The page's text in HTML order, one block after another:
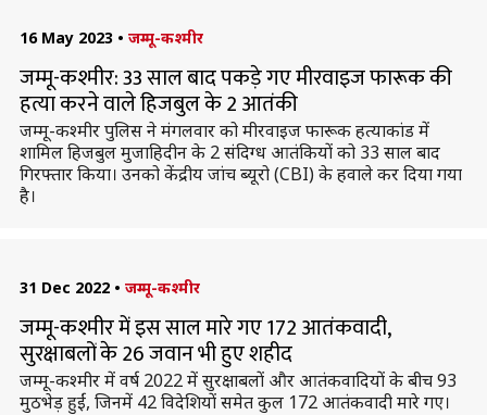
16 May 2023 • जम्मू-कश्मीर
जम्मू-कश्मीर: 33 साल बाद पकड़े गए मीरवाइज फारूक की
हत्या करने वाले हिजबुल के 2 आतंकी
जम्मू-कश्मीर पुलिस ने मंगलवार को मीरवाइज फारूक हत्याकांड में
शामिल हिजबुल मुजाहिदीन के 2 संदिग्ध आतंकियों को 33 साल बाद
गिरफ्तार किया। उनको केंद्रीय जांच ब्यूरो (CBI) के हवाले कर दिया गया
है।
31 Dec 2022 • जम्मू-कश्मीर
जम्मू-कश्मीर में इस साल मारे गए 172 आतंकवादी,
सुरक्षाबलों के 26 जवान भी हुए शहीद
जम्मू-कश्मीर में वर्ष 2022 में सुरक्षाबलों और आतंकवादियों के बीच 93
मुठभेड़ हुईं, जिनमें 42 विदेशियों समेत कुल 172 आतंकवादी मारे गए।